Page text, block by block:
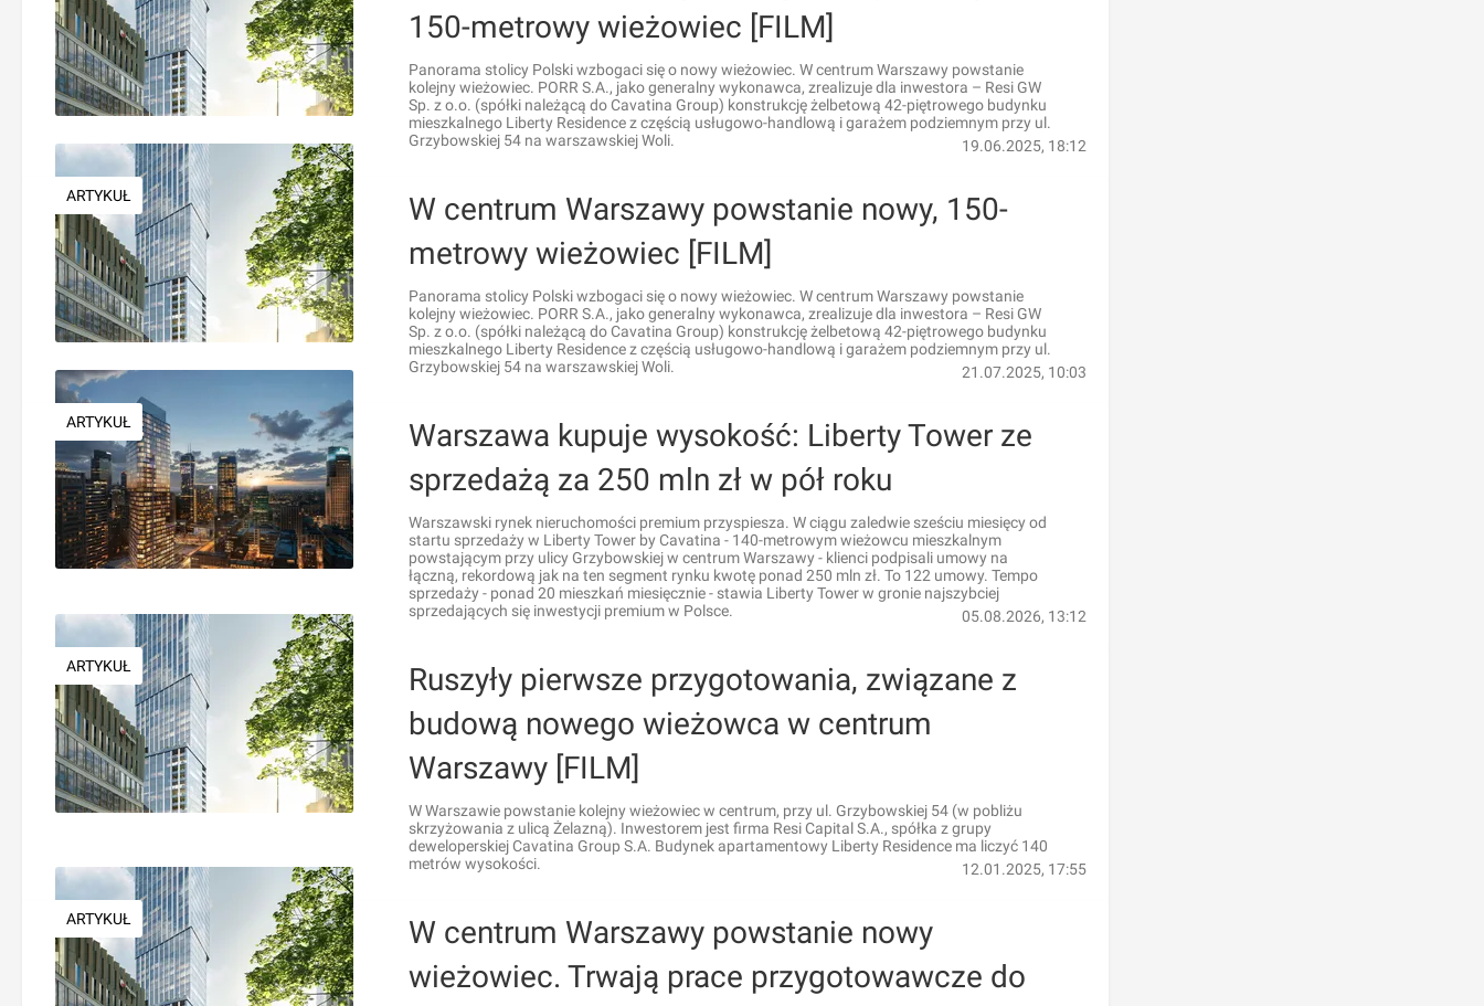
150-metrowy wieżowiec [FILM]
Panorama stolicy Polski wzbogaci się o nowy wieżowiec. W centrum Warszawy powstanie
kolejny wieżowiec. PORR S.A., jako generalny wykonawca, zrealizuje dla inwestora – Resi GW
Sp. z o.o. (spółki należącą do Cavatina Group) konstrukcję żelbetową 42-piętrowego budynku
mieszkalnego Liberty Residence z częścią usługowo-handlową i garażem podziemnym przy ul.
Grzybowskiej 54 na warszawskiej Woli.
19.06.2025, 18:12
ARTYKUŁ
W centrum Warszawy powstanie nowy, 150-
metrowy wieżowiec [FILM]
Panorama stolicy Polski wzbogaci się o nowy wieżowiec. W centrum Warszawy powstanie
kolejny wieżowiec. PORR S.A., jako generalny wykonawca, zrealizuje dla inwestora – Resi GW
Sp. z o.o. (spółki należącą do Cavatina Group) konstrukcję żelbetową 42-piętrowego budynku
mieszkalnego Liberty Residence z częścią usługowo-handlową i garażem podziemnym przy ul.
Grzybowskiej 54 na warszawskiej Woli.
21.07.2025, 10:03
ARTYKUŁ
Warszawa kupuje wysokość: Liberty Tower ze
sprzedażą za 250 mln zł w pół roku
Warszawski rynek nieruchomości premium przyspiesza. W ciągu zaledwie sześciu miesięcy od
startu sprzedaży w Liberty Tower by Cavatina - 140-metrowym wieżowcu mieszkalnym
powstającym przy ulicy Grzybowskiej w centrum Warszawy - klienci podpisali umowy na
łączną, rekordową jak na ten segment rynku kwotę ponad 250 mln zł. To 122 umowy. Tempo
sprzedaży - ponad 20 mieszkań miesięcznie - stawia Liberty Tower w gronie najszybciej
sprzedających się inwestycji premium w Polsce.
05.08.2026, 13:12
ARTYKUŁ
Ruszyły pierwsze przygotowania, związane z
budową nowego wieżowca w centrum
Warszawy [FILM]
W Warszawie powstanie kolejny wieżowiec w centrum, przy ul. Grzybowskiej 54 (w pobliżu
skrzyżowania z ulicą Żelazną). Inwestorem jest firma Resi Capital S.A., spółka z grupy
deweloperskiej Cavatina Group S.A. Budynek apartamentowy Liberty Residence ma liczyć 140
metrów wysokości.
12.01.2025, 17:55
ARTYKUŁ
W centrum Warszawy powstanie nowy
wieżowiec. Trwają prace przygotowawcze do